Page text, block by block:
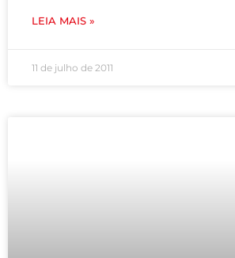
LEIA MAIS »
11 de julho de 2011